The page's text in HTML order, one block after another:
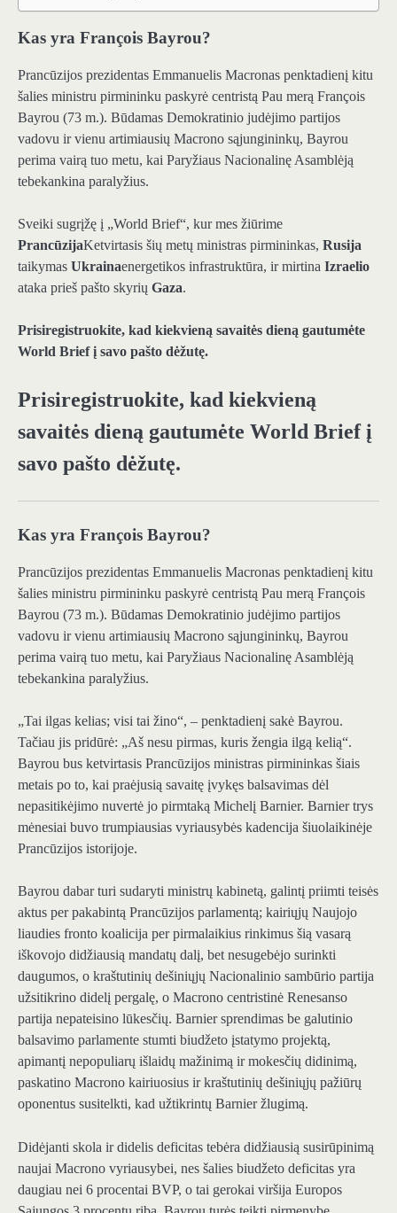
Kas yra François Bayrou?
Prancūzijos prezidentas Emmanuelis Macronas penktadienį kitu
šalies ministru pirmininku paskyrė centristą Pau merą François
Bayrou (73 m.). Būdamas Demokratinio judėjimo partijos
vadovu ir vienu artimiausių Macrono sąjungininkų, Bayrou
perima vairą tuo metu, kai Paryžiaus Nacionalinę Asamblėją
tebekankina paralyžius.
Sveiki sugrįžę į „World Brief“, kur mes žiūrime
PrancūzijaKetvirtasis šių metų ministras pirmininkas, Rusija
taikymas Ukrainaenergetikos infrastruktūra, ir mirtina Izraelio
ataka prieš pašto skyrių Gaza.
Prisiregistruokite, kad kiekvieną savaitės dieną gautumėte
World Brief į savo pašto dėžutę.
Prisiregistruokite, kad kiekvieną
savaitės dieną gautumėte World Brief į
savo pašto dėžutę.
Kas yra François Bayrou?
Prancūzijos prezidentas Emmanuelis Macronas penktadienį kitu
šalies ministru pirmininku paskyrė centristą Pau merą François
Bayrou (73 m.). Būdamas Demokratinio judėjimo partijos
vadovu ir vienu artimiausių Macrono sąjungininkų, Bayrou
perima vairą tuo metu, kai Paryžiaus Nacionalinę Asamblėją
tebekankina paralyžius.
„Tai ilgas kelias; visi tai žino“, – penktadienį sakė Bayrou.
Tačiau jis pridūrė: „Aš nesu pirmas, kuris žengia ilgą kelią“.
Bayrou bus ketvirtasis Prancūzijos ministras pirmininkas šiais
metais po to, kai praėjusią savaitę įvykęs balsavimas dėl
nepasitikėjimo nuvertė jo pirmtaką Michelį Barnier. Barnier trys
mėnesiai buvo trumpiausias vyriausybės kadencija šiuolaikinėje
Prancūzijos istorijoje.
Bayrou dabar turi sudaryti ministrų kabinetą, galintį priimti teisės
aktus per pakabintą Prancūzijos parlamentą; kairiųjų Naujojo
liaudies fronto koalicija per pirmalaikius rinkimus šią vasarą
iškovojo didžiausią mandatų dalį, bet nesugebėjo surinkti
daugumos, o kraštutinių dešiniųjų Nacionalinio sambūrio partija
užsitikrino didelį pergalę, o Macrono centristinė Renesanso
partija nepateisino lūkesčių. Barnier sprendimas be galutinio
balsavimo parlamente stumti biudžeto įstatymo projektą,
apimantį nepopuliarų išlaidų mažinimą ir mokesčių didinimą,
paskatino Macrono kairiuosius ir kraštutinių dešiniųjų pažiūrų
oponentus susitelkti, kad užtikrintų Barnier žlugimą.
Didėjanti skola ir didelis deficitas tebėra didžiausią susirūpinimą
naujai Macrono vyriausybei, nes šalies biudžeto deficitas yra
daugiau nei 6 procentai BVP, o tai gerokai viršija Europos